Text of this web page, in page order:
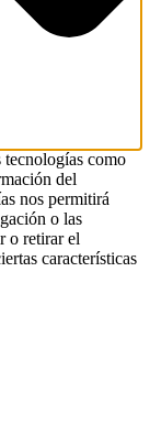
tecnologías como
del
nos permitirá
o las
o retirar el
características